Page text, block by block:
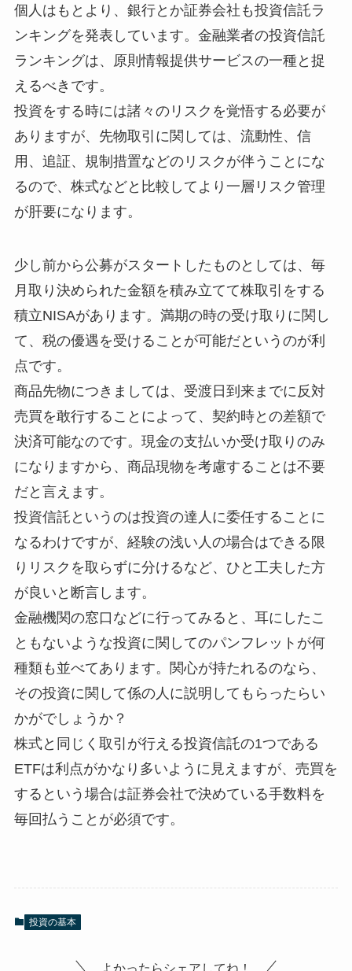
個人はもとより、銀行とか証券会社も投資信託ラ
ンキングを発表しています。金融業者の投資信託
ランキングは、原則情報提供サービスの一種と捉
えるべきです。
投資をする時には諸々のリスクを覚悟する必要が
ありますが、先物取引に関しては、流動性、信
用、追証、規制措置などのリスクが伴うことにな
るので、株式などと比較してより一層リスク管理
が肝要になります。
少し前から公募がスタートしたものとしては、毎
月取り決められた金額を積み立てて株取引をする
積立NISAがあります。満期の時の受け取りに関し
て、税の優遇を受けることが可能だというのが利
点です。
商品先物につきましては、受渡日到来までに反対
売買を敢行することによって、契約時との差額で
決済可能なのです。現金の支払いか受け取りのみ
になりますから、商品現物を考慮することは不要
だと言えます。
投資信託というのは投資の達人に委任することに
なるわけですが、経験の浅い人の場合はできる限
りリスクを取らずに分けるなど、ひと工夫した方
が良いと断言します。
金融機関の窓口などに行ってみると、耳にしたこ
ともないような投資に関してのパンフレットが何
種類も並べてあります。関心が持たれるのなら、
その投資に関して係の人に説明してもらったらい
かがでしょうか？
株式と同じく取引が行える投資信託の1つである
ETFは利点がかなり多いように見えますが、売買を
するという場合は証券会社で決めている手数料を
毎回払うことが必須です。
投資の基本
よかったらシェアしてね！